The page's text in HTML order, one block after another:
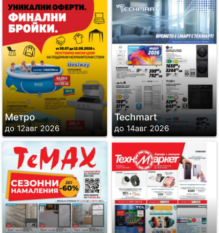
Метро
до 12авг 2026
Techmart
до 14авг 2026